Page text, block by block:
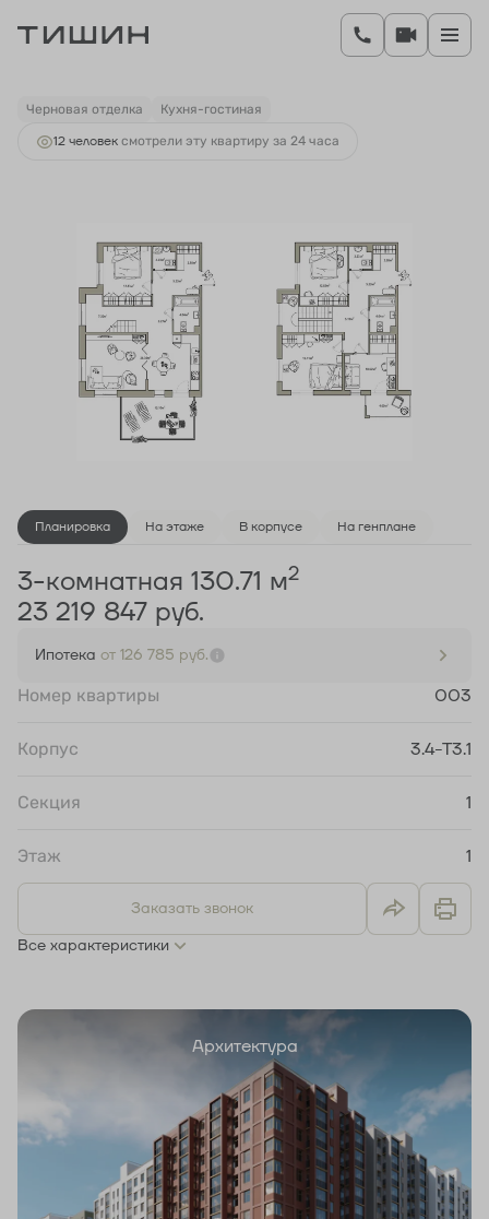
3-комнатная130.71 м 23 219 847 руб.
Ипотекаот 126 785 руб.
Черновая отделка Кухня-гостиная
12 человек смотрели эту квартиру за 24 часа
Планировка На этаже В корпусе На генплане
3-комнатная 130.71 м2
23 219 847 руб.
Ипотека от 126 785 руб.
Номер квартиры 003
Корпус 3.4-Т3.1
Секция 1
Этаж 1
Заказать звонок
Все характеристики
Архитектура